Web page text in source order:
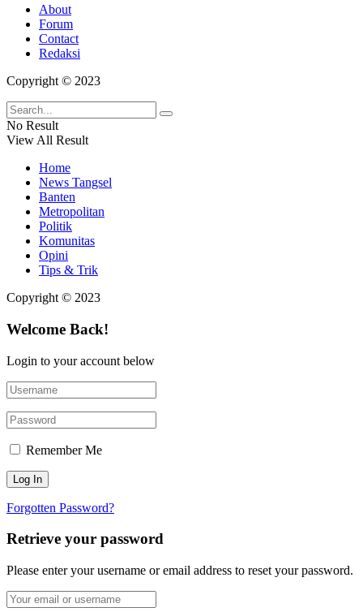
About
Forum
Contact
Redaksi
Copyright © 2023
No Result
View All Result
Home
News Tangsel
Banten
Metropolitan
Politik
Komunitas
Opini
Tips & Trik
Copyright © 2023
Welcome Back!
Login to your account below
Remember Me
Forgotten Password?
Retrieve your password
Please enter your username or email address to reset your password.